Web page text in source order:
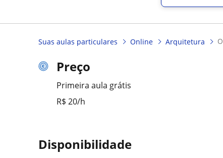
Suas aulas particulares Online Arquitetura
Preço
Primeira aula grátis
R$ 20/h
Disponibilidade